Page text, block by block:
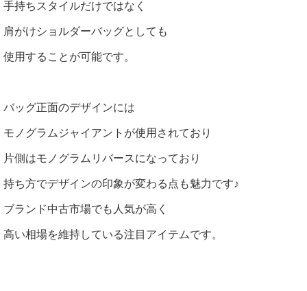
手持ちスタイルだけではなく
肩がけショルダーバッグとしても
使用することが可能です。
バッグ正面のデザインには
モノグラムジャイアントが使用されており
片側はモノグラムリバースになっており
持ち方でデザインの印象が変わる点も魅力です♪
ブランド中古市場でも人気が高く
高い相場を維持している注目アイテムです。